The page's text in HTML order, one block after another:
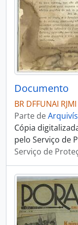
Documento
BR DFFUNAI
Parte de
Cópia
pelo Serviço de
Serviço de